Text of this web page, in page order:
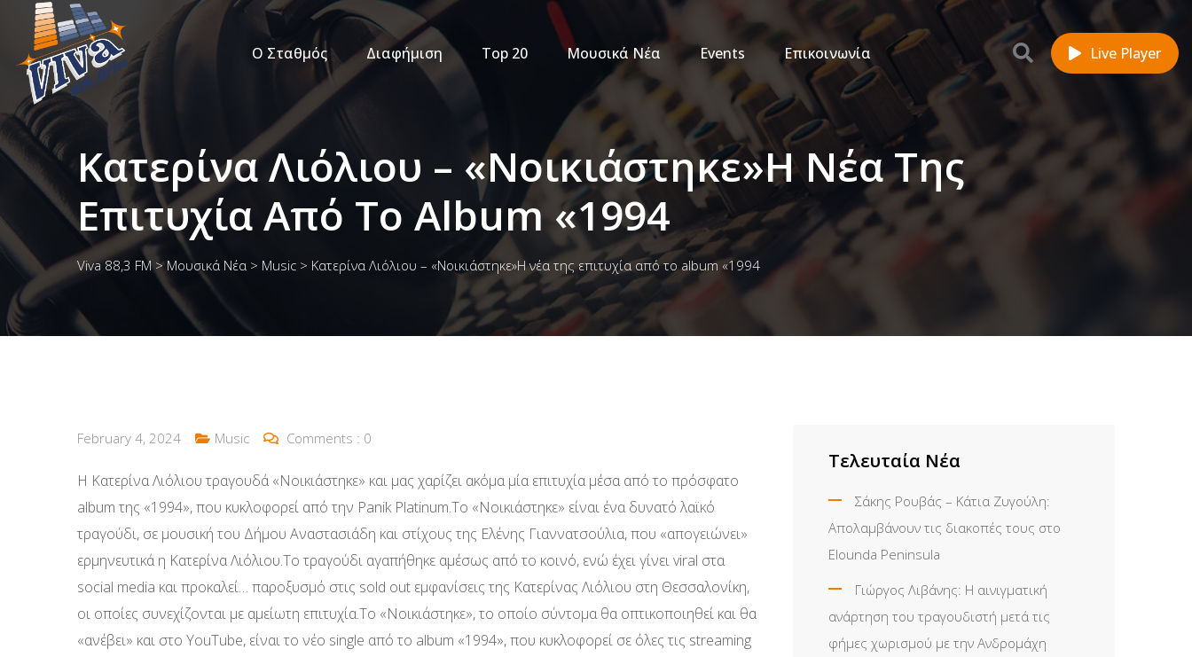
Ο Σταθμός Διαφήμιση Top 20 Μουσικά Νέα Events Επικοινωνία Live Player
Κατερίνα Λιόλιου – «Νοικιάστηκε»Η Νέα Της
Επιτυχία Από Το Album «1994
Viva 88,3 FM> Μουσικά Νέα > Music > Κατερίνα Λιόλιου – «Νοικιάστηκε»Η νέα της επιτυχία από το album «1994
February 4, 2024 Music Comments : 0
Η Κατερίνα Λιόλιου τραγουδά «Νοικιάστηκε» και μας χαρίζει ακόμα μία επιτυχία μέσα από το πρόσφατο
album της «1994», που κυκλοφορεί από την Panik Platinum.Το «Νοικιάστηκε» είναι ένα δυνατό λαϊκό
τραγούδι, σε μουσική του Δήμου Αναστασιάδη και στίχους της Ελένης Γιαννατσούλια, που «απογειώνει»
ερμηνευτικά η Κατερίνα Λιόλιου.Το τραγούδι αγαπήθηκε αμέσως από το κοινό, ενώ έχει γίνει viral στα
social media και προκαλεί… παροξυσμό στις sold out εμφανίσεις της Κατερίνας Λιόλιου στη Θεσσαλονίκη,
οι οποίες συνεχίζονται με αμείωτη επιτυχία.Το «Νοικιάστηκε», το οποίο σύντομα θα οπτικοποιηθεί και θα
«ανέβει» και στο YouTube, είναι το νέο single από το album «1994», που κυκλοφορεί σε όλες τις streaming
Τελευταία Νέα
Σάκης Ρουβάς – Κάτια Ζυγούλη:
Απολαμβάνουν τις διακοπές τους στο
Elounda Peninsula
Γιώργος Λιβάνης: Η αινιγματική
ανάρτηση του τραγουδιστή μετά τις
φήμες χωρισμού με την Ανδρομάχη